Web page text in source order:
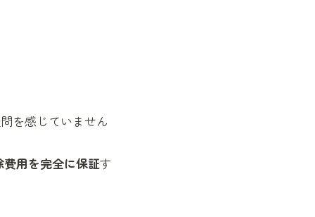
を感じていません
用を完全に保証す